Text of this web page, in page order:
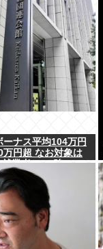
ーナス平均104万円
万円超 なお対象は
業者の1%強